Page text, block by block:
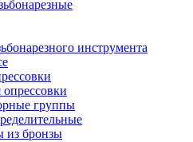
инструмента
группы
из бронзы